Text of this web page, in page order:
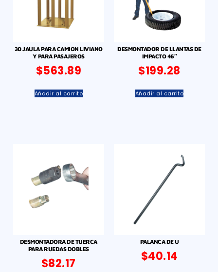
30 JAULA PARA CAMION LIVIANO
Y PARA PASAJEROS
$563.89
Añadir al carrito
DESMONTADOR DE LLANTAS DE
IMPACTO 46″
$199.28
Añadir al carrito
DESMONTADORA DE TUERCA
PARA RUEDAS DOBLES
$82.17
PALANCA DE U
$40.14